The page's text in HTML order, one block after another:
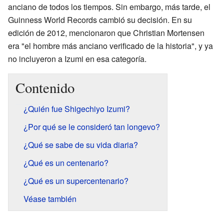
anciano de todos los tiempos. Sin embargo, más tarde, el
Guinness World Records cambió su decisión. En su
edición de 2012, mencionaron que Christian Mortensen
era "el hombre más anciano verificado de la historia", y ya
no incluyeron a Izumi en esa categoría.
Contenido
¿Quién fue Shigechiyo Izumi?
¿Por qué se le consideró tan longevo?
¿Qué se sabe de su vida diaria?
¿Qué es un centenario?
¿Qué es un supercentenario?
Véase también